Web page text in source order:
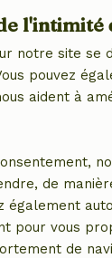
l'intimité
notre site se
pouvez
aident à
de
également
pour vous
de